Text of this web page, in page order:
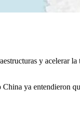
y acelerar
ya entendieron